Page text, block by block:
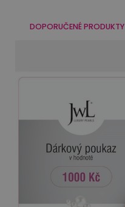
DOPORUČENÉ PRODUKTY